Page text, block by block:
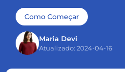
Como Começar
Maria Devi
Atualizado: 2024-04-16